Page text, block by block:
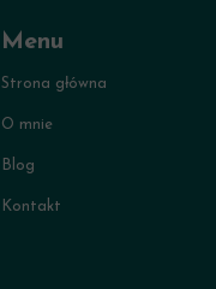
Menu
Strona główna
O mnie
Blog
Kontakt